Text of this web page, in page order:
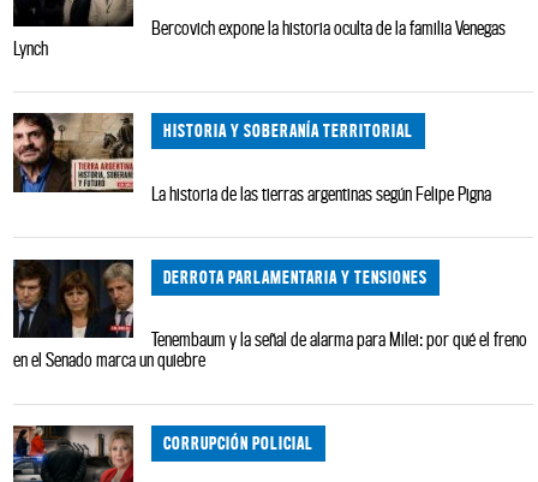
Bercovich expone la historia oculta de la familia Venegas
Lynch
HISTORIA Y SOBERANÍA TERRITORIAL
La historia de las tierras argentinas según Felipe Pigna
DERROTA PARLAMENTARIA Y TENSIONES
Tenembaum y la señal de alarma para Milei: por qué el freno
en el Senado marca un quiebre
CORRUPCIÓN POLICIAL